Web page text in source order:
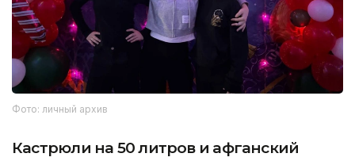
Фото: личный архив
Кастрюли на 50 литров и афганский